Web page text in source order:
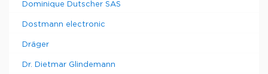
Dominique Dutscher SAS
Dostmann electronic
Dräger
Dr. Dietmar Glindemann